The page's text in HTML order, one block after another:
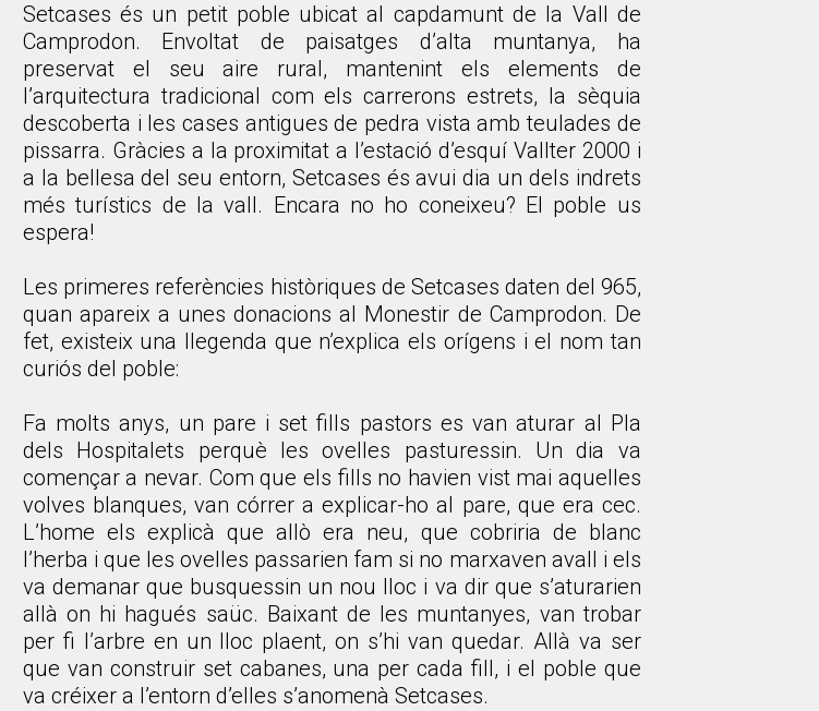
Setcases és un petit poble ubicat al capdamunt de la Vall de
Camprodon. Envoltat de paisatges d’alta muntanya, ha
preservat el seu aire rural, mantenint els elements de
l’arquitectura tradicional com els carrerons estrets, la sèquia
descoberta i les cases antigues de pedra vista amb teulades de
pissarra. Gràcies a la proximitat a l’estació d’esquí Vallter 2000 i
a la bellesa del seu entorn, Setcases és avui dia un dels indrets
més turístics de la vall. Encara no ho coneixeu? El poble us
espera!
Les primeres referències històriques de Setcases daten del 965,
quan apareix a unes donacions al Monestir de Camprodon. De
fet, existeix una llegenda que n’explica els orígens i el nom tan
curiós del poble:
Fa molts anys, un pare i set fills pastors es van aturar al Pla
dels Hospitalets perquè les ovelles pasturessin. Un dia va
començar a nevar. Com que els fills no havien vist mai aquelles
volves blanques, van córrer a explicar-ho al pare, que era cec.
L’home els explicà que allò era neu, que cobriria de blanc
l’herba i que les ovelles passarien fam si no marxaven avall i els
va demanar que busquessin un nou lloc i va dir que s’aturarien
allà on hi hagués saüc. Baixant de les muntanyes, van trobar
per fi l’arbre en un lloc plaent, on s’hi van quedar. Allà va ser
que van construir set cabanes, una per cada fill, i el poble que
va créixer a l’entorn d’elles s’anomenà Setcases.